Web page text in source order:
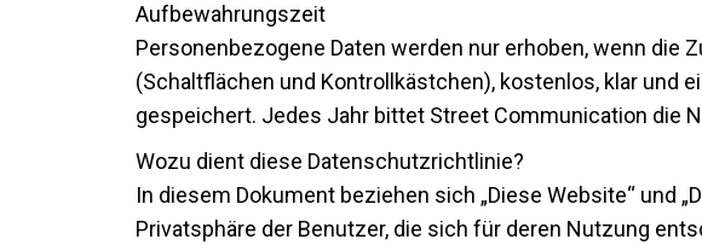
Aufbewahrungszeit
Personenbezogene Daten werden nur erhoben, wenn
(Schaltflächen und Kontrollkästchen), kostenlos, klar und
gespeichert. Jedes Jahr bittet Street Communication die
Wozu dient diese Datenschutzrichtlinie?
In diesem Dokument beziehen sich „Diese Website“ und
Privatsphäre der Benutzer, die sich für deren Nutzung